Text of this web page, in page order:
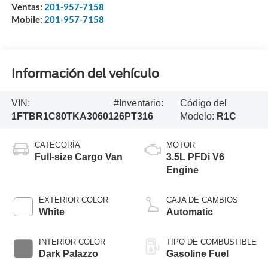
Ventas: 201-957-7158
Mobile: 201-957-7158
Información del vehículo
VIN:
1FTBR1C80TKA30601
#Inventario:
26PT316
Código del
Modelo: R1C
CATEGORÍA
Full-size Cargo Van
EXTERIOR COLOR
White
INTERIOR COLOR
Dark Palazzo
MOTOR
3.5L PFDi V6
Engine
CAJA DE CAMBIOS
Automatic
TIPO DE COMBUSTIBLE
Gasoline Fuel